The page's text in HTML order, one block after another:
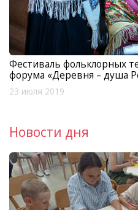
Фестиваль фольклорных
форума «Деревня – душа
23 июля 2019
Новости дня